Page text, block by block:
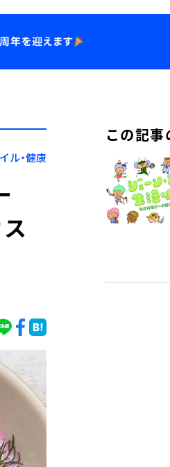
ル・健康
この記